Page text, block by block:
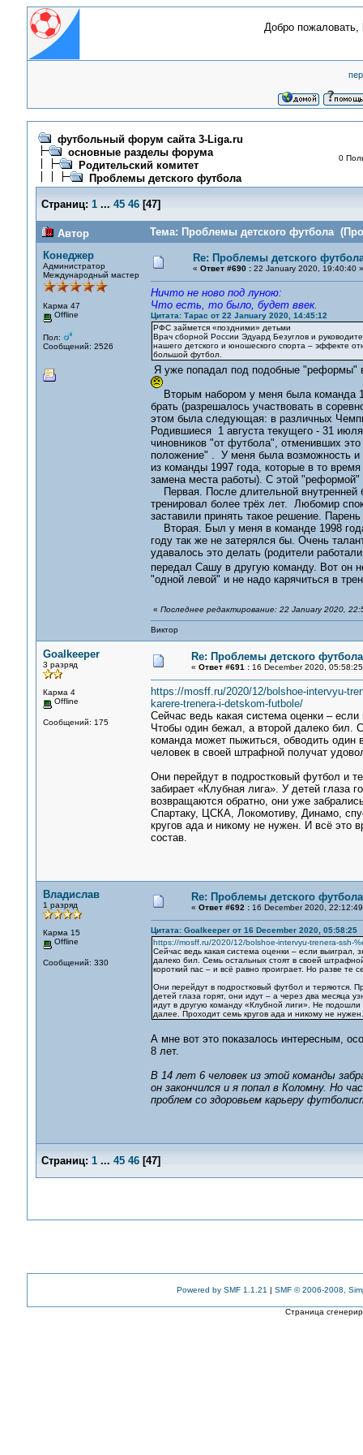
Добро пожаловать,
футбольный форум сайта 3-Liga.ru
основные разделы форума
Родительский комитет
Проблемы детского футбола
0
Страниц: 1 ... 45 46[47]
Автор
Тема: Проблемы детского футбола
Конеджер
Администратор
Международный мастер
Карма 47
Offline
Пол:
Сообщений: 2526
Re: Проблемы детского
« Ответ #690 :22 January 2020, 19:40:40 »
Ничто не ново под луною:
Что есть, то было, будет ввек.
Цитата: Тарас от 22 January 2020, 14:45:12
РФС займется «поздними» детьми
Врач сборной России Эдуард Безуглов и
нашего детского и юношеского спорта – эффекте
большой футбол.
Я уже попадал под подобные "реформы"
Вторым набором у меня была команда
брать (разрешалось участвовать в
этом была следующая: в различных
Родившиеся 1 августа текущего - 31
чиновников "от футбола", отменивших
положение" . У меня была возможность и
из команды 1997 года, которые в то
замена места работы). С этой "реформой"
Первая. После длительной внутренней
тренировал более трёх лет. Любомир
заставили принять такое решение.
Вторая. Был у меня в команде 1998
году так же не затерялся бы. Очень
удавалось это делать (родители
передал Сашу в другую команду. Вот он
"одной левой" и не надо карячиться в
« Последнее редактирование: 22 January 2020,
Виктор
Goalkeeper
3 разряд
Карма 4
Offline
Сообщений: 175
Re: Проблемы детского футбола
« Ответ #691 :16 December 2020,
https://mosff.ru/2020/12/bolshoe-intervyu-
karere-trenera-i-detskom-futbole/
Сейчас ведь какая система оценки –
Чтобы один бежал, а второй далеко бил.
команда может пыжиться, обводить один
человек в своей штрафной получат
Они перейдут в подростковый футбол и
забирает «Клубная лига». У детей глаза
возвращаются обратно, они уже
Спартаку, ЦСКА, Локомотиву, Динамо,
кругов ада и никому не нужен. И всё это
состав.
Владислав
1 разряд
Карма 15
Offline
Сообщений: 330
Re: Проблемы детского футбола
« Ответ #692 :16 December 2020,
Цитата: Goalkeeper от 16 December 2020, 05:58:25
https://mosff.ru/2020/12/bolshoe-intervyu-trenera-ssh-
Сейчас ведь какая система оценки – если
далеко бил. Семь остальных стоят в своей
короткий пас – и всё равно проиграет. Но разве те
Они перейдут в подростковый футбол и теряются.
детей глаза горят, они идут – а через два месяца
идут в другую команду «Клубной лиги». Не
далее. Проходит семь кругов ада и никому не
А мне вот это показалось интересным,
8 лет.
В 14 лет 6 человек из этой команды
он закончился и я попал в Коломну. Но
проблем со здоровьем карьеру
Страниц: 1 ... 45 46[47]
Powered by SMF 1.1.21 | SMF © 2006-2008,
Страница